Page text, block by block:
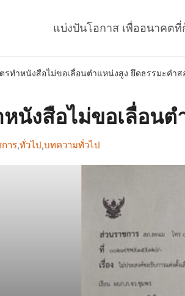
แบ่งปันโอกาส เพื่ออนาคตที่
รทำหนังสือไม่ขอเลื่อนตำแหน่งสูง ยึดธรรมะคำ
นังสือไม่ขอเลื่อน
าร,ทั่วไป,บทความทั่วไป